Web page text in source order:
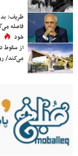
ظریف:
فاصله
شود
می‌کند/